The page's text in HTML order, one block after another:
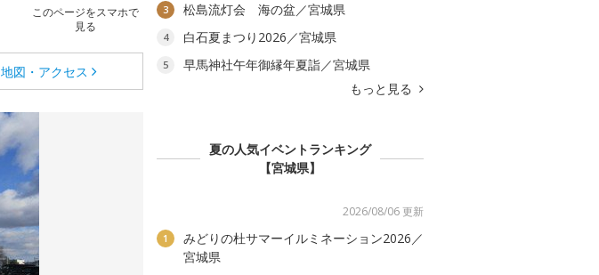
このページをスマホで
見る
地図・アクセス
3 松島流灯会 海の盆／宮城県
4 白石夏まつり2026／宮城県
5
早馬神社午年御縁年夏詣／宮城県
もっと見る
夏の人気イベントランキング
【宮城県】
2026/08/06 更新
1
みどりの杜サマーイルミネーション2026／
宮城県